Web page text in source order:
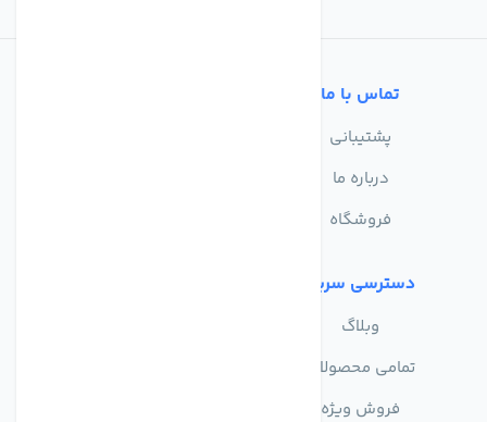
تماس با ما
پشتیبانی
درباره ما
فروشگاه
دسترسی سریع
وبلاگ
تمامی محصولات
فروش ویژه